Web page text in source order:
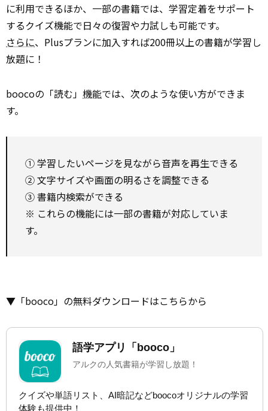
に利用できるほか、一部の書籍では、学習定着をサポート
するクイズ機能で日々の復習や力試しも可能です。
さらに、Plusプランに加入すれば200冊以上の書籍が学習し
放題に！
boocoの「読む」 機能では、次のような使い方ができま
す。
① 学習したいページを見ながら音声を再生できる
② 文字サイズや画面の明るさを調整できる
③ 書籍内検索ができる
※ これらの機能には一部の書籍が対応していま
す。
▼「booco」の無料ダウンロードはこちらから